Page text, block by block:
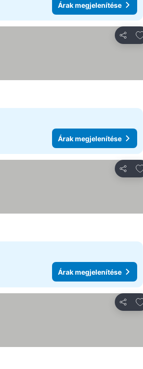
Árak megjelenítése
Árak megjelenítése
Árak megjelenítése